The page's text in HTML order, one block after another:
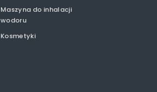
Maszyna do inhalacji
wodoru
Kosmetyki